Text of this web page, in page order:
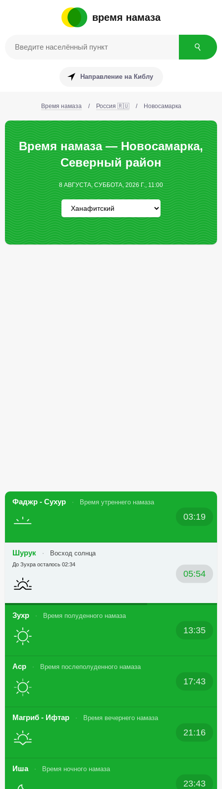
время намаза
Направление на Киблу
Время намаза / Россия 🇷🇺 / Новосамарка
Время намаза — Новосамарка,
Северный район
8 АВГУСТА, СУББОТА, 2026 Г., 11:00
Фаджр - Сухур Время утреннего намаза
03:19
Шурук Восход солнца
05:54
До Зухра осталось 02:34
Зухр Время полуденного намаза
13:35
Аср Время послеполуденного намаза
17:43
Магриб - Ифтар Время вечернего намаза
21:16
Иша Время ночного намаза
23:43